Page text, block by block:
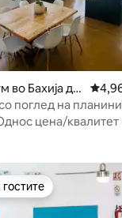
124 рецензии
во Бахија де
поглед на
цена/квалитет